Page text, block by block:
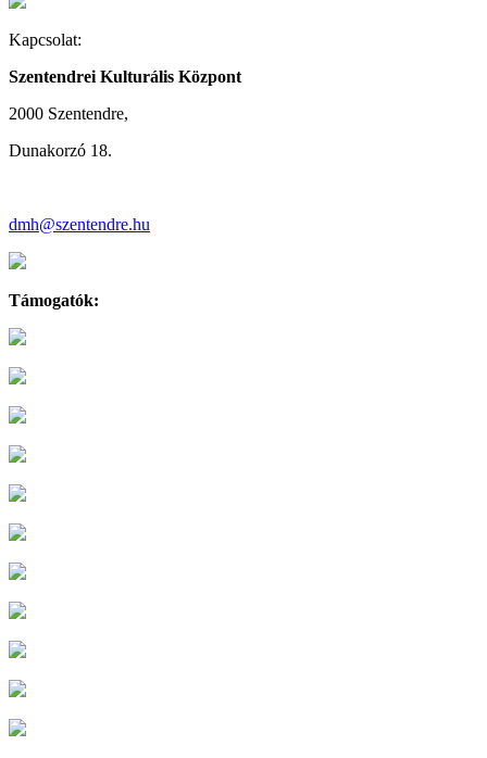
Kapcsolat:
Szentendrei Kulturális Központ
2000 Szentendre,
Dunakorzó 18.
dmh@szentendre.hu
Támogatók: